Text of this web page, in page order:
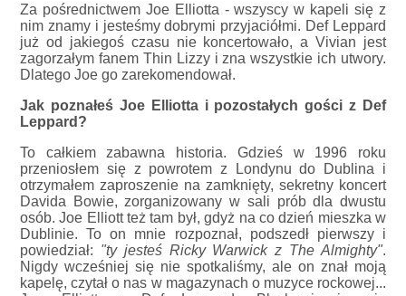
Za pośrednictwem Joe Elliotta - wszyscy w kapeli się z
nim znamy i jesteśmy dobrymi przyjaciółmi. Def Leppard
już od jakiegoś czasu nie koncertowało, a Vivian jest
zagorzałym fanem Thin Lizzy i zna wszystkie ich utwory.
Dlatego Joe go zarekomendował.
Jak poznałeś Joe Elliotta i pozostałych gości z Def
Leppard?
To całkiem zabawna historia. Gdzieś w 1996 roku
przeniosłem się z powrotem z Londynu do Dublina i
otrzymałem zaproszenie na zamknięty, sekretny koncert
Davida Bowie, zorganizowany w sali prób dla dwustu
osób. Joe Elliott też tam był, gdyż na co dzień mieszka w
Dublinie. To on mnie rozpoznał, podszedł pierwszy i
powiedział: "ty jesteś Ricky Warwick z The Almighty".
Nigdy wcześniej się nie spotkaliśmy, ale on znał moją
kapelę, czytał o nas w magazynach o muzyce rockowej...